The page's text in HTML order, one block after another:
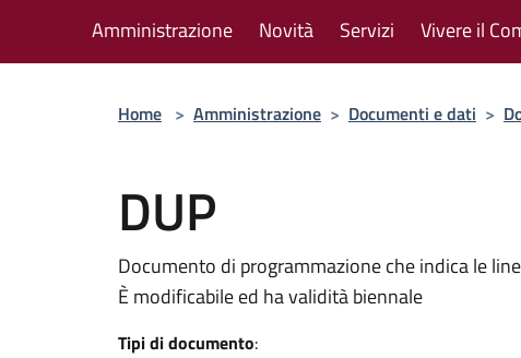
Amministrazione Novità Servizi Vivere il
Home > Amministrazione > Documenti e dati >
DUP
Documento di programmazione che indica le
È modificabile ed ha validità biennale
Tipi di documento: